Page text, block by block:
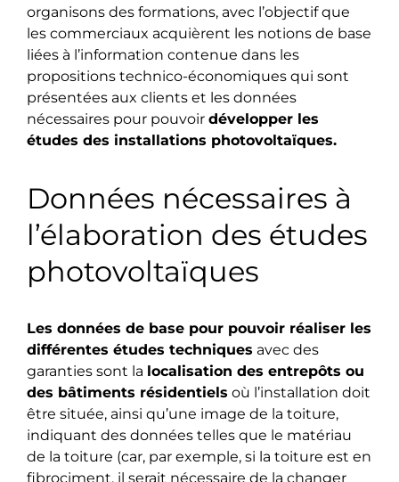
organisons des formations, avec l’objectif que
les commerciaux acquièrent les notions de base
liées à l’information contenue dans les
propositions technico-économiques qui sont
présentées aux clients et les données
nécessaires pour pouvoir développer les
études des installations photovoltaïques.
Données nécessaires à
l’élaboration des études
photovoltaïques
Les données de base pour pouvoir réaliser les
différentes études techniques avec des
garanties sont la localisation des entrepôts ou
des bâtiments résidentiels où l’installation doit
être située, ainsi qu’une image de la toiture,
indiquant des données telles que le matériau
de la toiture (car, par exemple, si la toiture est en
fibrociment, il serait nécessaire de la changer